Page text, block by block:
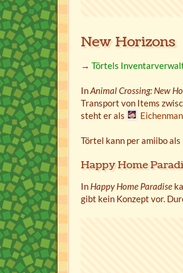
New Horizons
→ Törtels
InAnimal Crossing: New
Transport von Items
steht er als
Törtel kann per amiibo als
Happy Home
In Happy Home Paradise
gibt kein Konzept vor.